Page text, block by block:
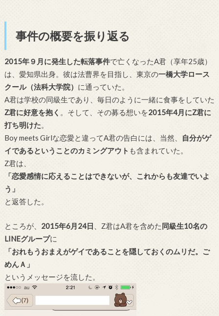
事件の概要を振り返る
2015年９月に発生した転落事件で亡くなったA君（享年25歳）
は、愛知県出身。彼は法曹界を目指し、東京の一橋大学ロース
クール（法科大学院） に通っていた。
A君は学校の同級生であり、毎日のように一緒に食事をしていた
Z君に好意を抱く 。そして、その募る想いを2015年4月にZ君に
打ち明けた。
Boy meets Girlな恋愛と違ってA君の告白には、当然、
自分がゲ
イであるということのカミングアウト も含まれていた。
Z君は、
「恋愛感情に応えることはできないが、これからも友達でいよ
う」
と返答した。
ところが、 2015年6月24日 、Z君はA君を含めた同級生10名の
LINEグループに
「おれもうおまえがゲイであることを隠しておくのムリだ。ご
めんＡ」
というメッセージを流した。